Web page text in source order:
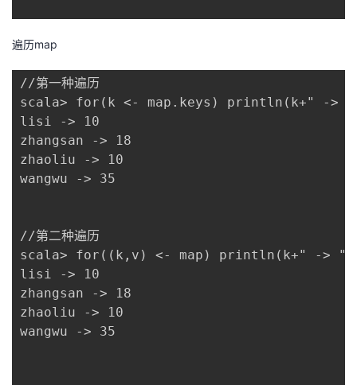
遍历map
//第一种遍历
scala> for(k <- map.keys) println(k+" -> "
lisi -> 10
zhangsan -> 18
zhaoliu -> 10
wangwu -> 35
//第二种遍历
scala> for((k,v) <- map) println(k+" ->
lisi -> 10
zhangsan -> 18
zhaoliu -> 10
wangwu -> 35